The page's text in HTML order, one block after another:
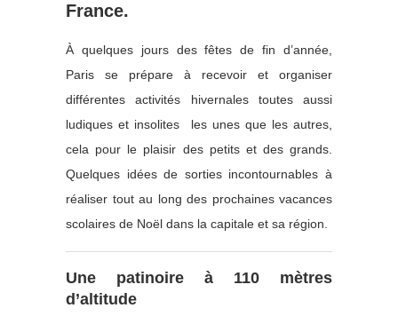
France.
À quelques jours des fêtes de fin d’année,
Paris se prépare à recevoir et organiser
différentes activités hivernales toutes aussi
ludiques et insolites les unes que les autres,
cela pour le plaisir des petits et des grands.
Quelques idées de sorties incontournables à
réaliser tout au long des prochaines vacances
scolaires de Noël dans la capitale et sa région.
Une patinoire à 110 mètres
d’altitude